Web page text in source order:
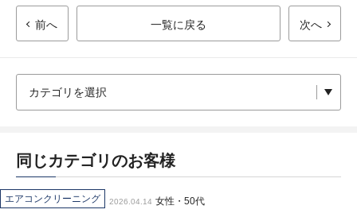
前へ 一覧に戻る 次へ
同じカテゴリのお客様
エアコンクリーニング 2026.04.14 女性・50代